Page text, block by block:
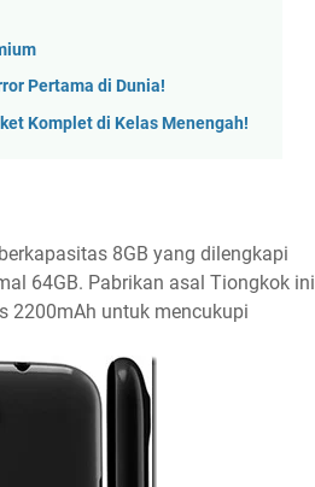
Pertama di Dunia!
Komplet di Kelas Menengah!
8GB yang dilengkapi
64GB. Pabrikan asal Tiongkok ini
2200mAh untuk mencukupi